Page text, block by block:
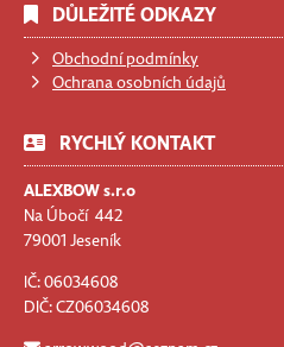
DŮLEŽITÉ ODKAZY
Obchodní podmínky
Ochrana osobních údajů
RYCHLÝ KONTAKT
ALEXBOW s.r.o
Na Úbočí 442
79001 Jeseník
IČ: 06034608
DIČ: CZ06034608